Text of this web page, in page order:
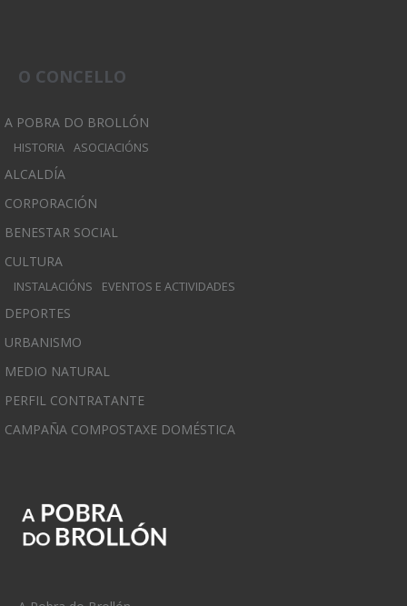
O CONCELLO
A POBRA DO BROLLÓN
HISTORIA ASOCIACIÓNS
ALCALDÍA
CORPORACIÓN
BENESTAR SOCIAL
CULTURA
INSTALACIÓNS EVENTOS E ACTIVIDADES
DEPORTES
URBANISMO
MEDIO NATURAL
PERFIL CONTRATANTE
CAMPAÑA COMPOSTAXE DOMÉSTICA